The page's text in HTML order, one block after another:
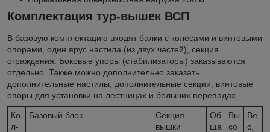
Комплектация тур-вышек ВСП
В базовую комплектацию входят балки с колесами и винтовыми
опорами, один ярус настила (из двух частей), секция
ограждения. Боковые упоры (стабилизаторы) заказываются
отдельно. Также можно дополнительно заказать
дополнительные настилы, дополнительные секции, винтовые
опоры для установки на лестницах и больших перепадах.
Ко
л-
Базовый блок
Секция
вышки
Об
ща
Вы
со
Ве
с,